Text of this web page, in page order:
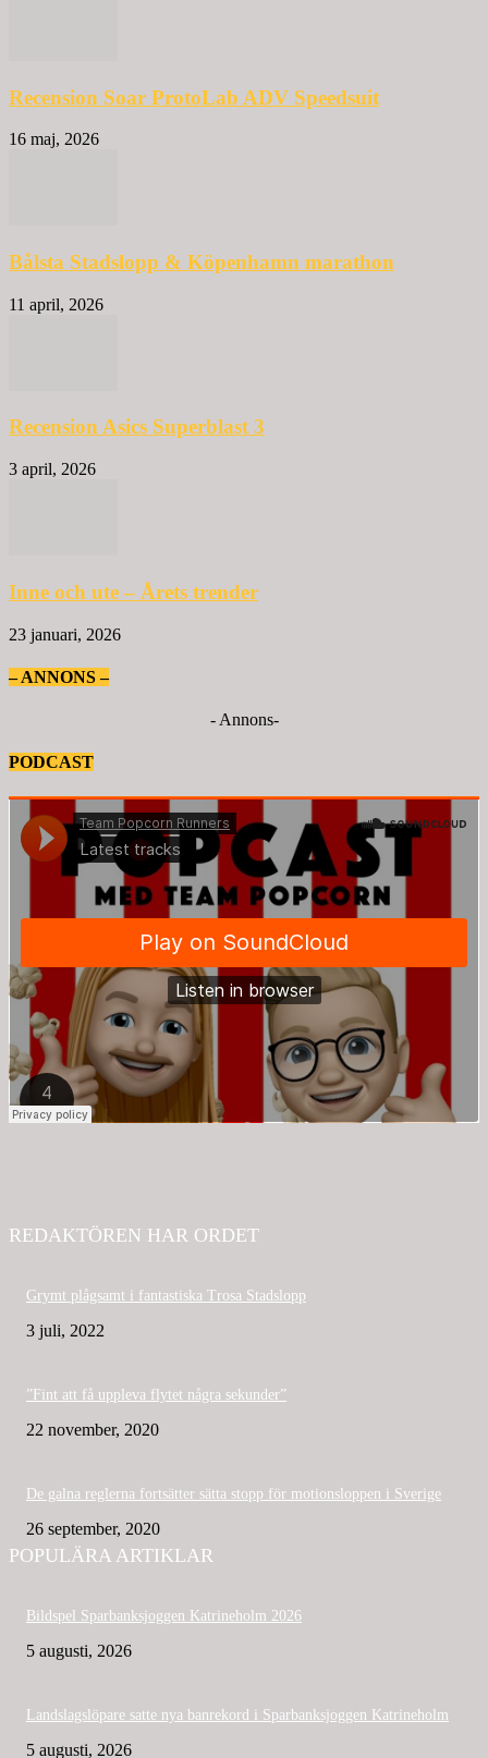
Recension Soar ProtoLab ADV Speedsuit
16 maj, 2026
Bålsta Stadslopp & Köpenhamn marathon
11 april, 2026
Recension Asics Superblast 3
3 april, 2026
Inne och ute – Årets trender
23 januari, 2026
– ANNONS –
- Annons-
PODCAST
REDAKTÖREN HAR ORDET
Grymt plågsamt i fantastiska Trosa Stadslopp
3 juli, 2022
”Fint att få uppleva flytet några sekunder”
22 november, 2020
De galna reglerna fortsätter sätta stopp för motionsloppen i Sverige
26 september, 2020
POPULÄRA ARTIKLAR
Bildspel Sparbanksjoggen Katrineholm 2026
5 augusti, 2026
Landslagslöpare satte nya banrekord i Sparbanksjoggen Katrineholm
5 augusti, 2026